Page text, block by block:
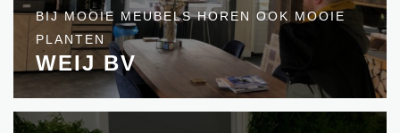
BIJ MOOIE MEUBELS HOREN OOK MOOIE
PLANTEN
WEIJ BV